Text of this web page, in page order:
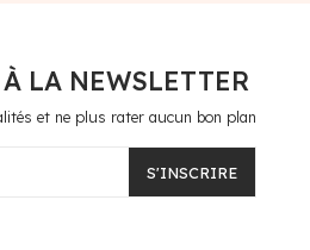
LA NEWSLETTER
et ne plus rater aucun bon plan
S'INSCRIRE